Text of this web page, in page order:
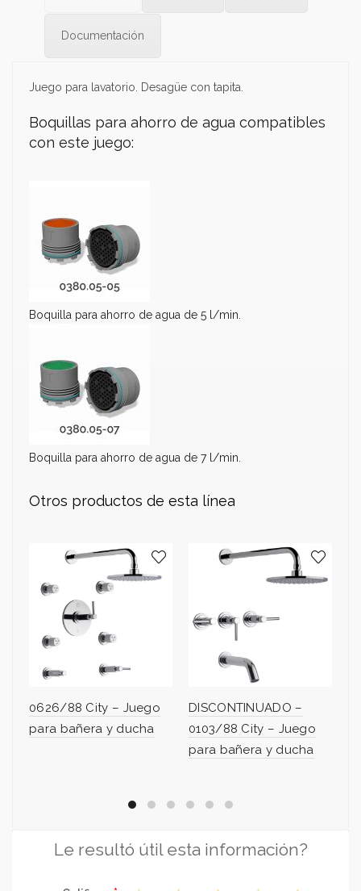
Documentación
Juego para lavatorio. Desagüe con tapita.
Boquillas para ahorro de agua compatibles
con este juego:
Boquilla para ahorro de agua de 5 l/min.
Boquilla para ahorro de agua de 7 l/min.
Otros productos de esta línea
0626/88 City – Juego
para bañera y ducha
DISCONTINUADO –
0103/88 City – Juego
para bañera y ducha
Le resultó útil esta información?